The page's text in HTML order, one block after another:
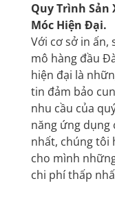
Quy Trình Sản
Móc Hiện Đại.
Với cơ sở in
mô hàng đầu
hiện đại là
tin đảm bảo
nhu cầu của
năng ứng dụng
nhất, chúng tôi
cho mình
chi phí thấp